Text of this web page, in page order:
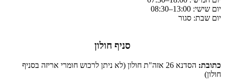
יום שישי: 13:00–08:30
יום שבת: סגור
סניף חולון
כתובת:
הסדנא 26 אזה"ת חולון (לא ניתן לרכוש חומרי אריזה בסניף
חולון)